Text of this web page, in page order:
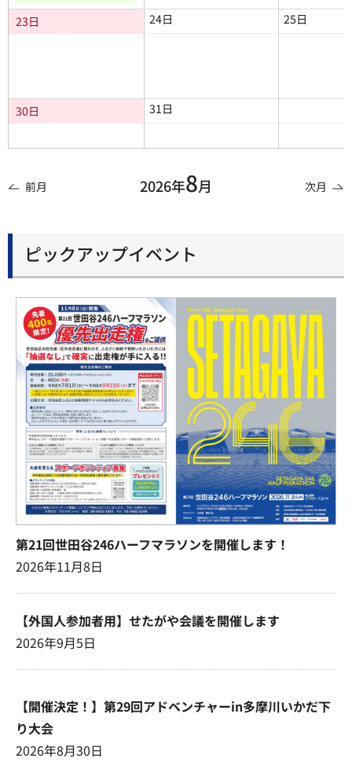
23日
24日 25日
30日 31日
前月 2026年8月 次月
ピックアップイベント
第21回世田谷246ハーフマラソンを開催します！
2026年11月8日
【外国人参加者用】せたがや会議を開催します
2026年9月5日
【開催決定！】第29回アドベンチャーin多摩川いかだ下
り大会
2026年8月30日